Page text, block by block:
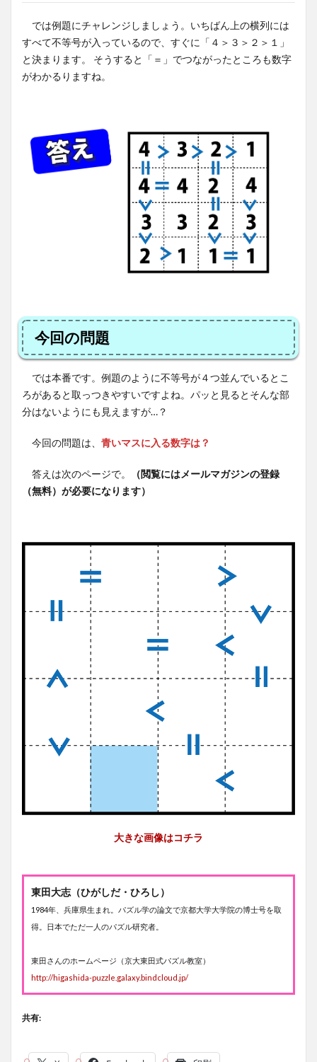
では例題にチャレンジしましょう。いちばん上の横列には
すべて不等号が入っているので、すぐに「４＞３＞２＞１」
と決まります。 そうすると「＝」でつながったところも数字
がわかるりますね。
今回の問題
では本番です。例題のように不等号が４つ並んでいるとこ
ろがあると取っつきやすいですよね。パッと見るとそんな部
分はないようにも見えますが…？
今回の問題は、 青いマスに入る数字は？
答えは次のページで。
（閲覧にはメールマガジンの登録
（無料）が必要になります）
大きな画像はコチラ
東田大志（ひがしだ・ひろし）
1984年、兵庫県生まれ。パズル学の論文で京都大学大学院の博士号を取
得。日本でただ一人のパズル研究者。
東田さんのホームページ（京大東田式パズル教室）
http://higashida-puzzle.galaxy.bindcloud.jp/
共有: